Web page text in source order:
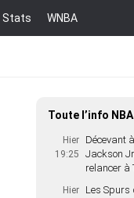
Stats WNBA
Toute l’info
Hier
19:25
Décevant
Jackson
relancer à
Hier
Les Spurs